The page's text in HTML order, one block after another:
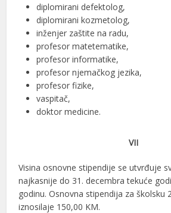
diplomirani defektolog,
diplomirani kozmetolog,
inženjer zaštite na radu,
profesor matetematike,
profesor informatike,
profesor njemačkog jezika,
profesor fizike,
vaspitač,
doktor medicine.
VII
Visina osnovne stipendije se utvrđuje
najkasnije do 31. decembra tekuće
godinu. Osnovna stipendija za školsku
iznosilaje 150,00 KM.